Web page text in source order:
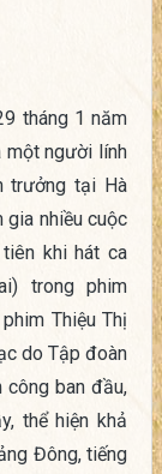
tháng 1 năm
một người lính
trưởng tại Hà
gia nhiều cuộc
khi hát ca
trong phim
Thiệu Thị
do Tập đoàn
công ban đầu,
thể hiện khả
Đông, tiếng